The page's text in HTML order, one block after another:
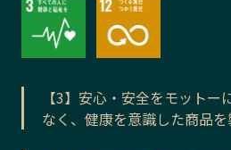
【3】安心・安全をモット
なく、健康を意識した商品を